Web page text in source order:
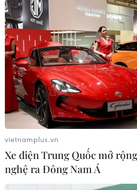
#Họa hoạn #Người dân Hà Nội
#Hỏa hoạn ở Khương Hạ
TP. Hà
Theo dõi VietnamPlus
vietnamplus.vn
Xe điện Trung Quốc mở
nghệ ra Đông Nam Á